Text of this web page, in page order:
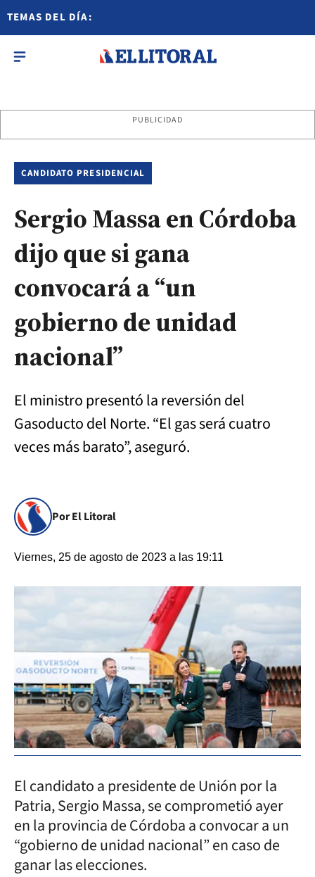
TEMAS DEL DÍA:
PUBLICIDAD
CANDIDATO PRESIDENCIAL
Sergio Massa en Córdoba
dijo que si gana
convocará a “un
gobierno de unidad
nacional”
El ministro presentó la reversión del
Gasoducto del Norte. “El gas será cuatro
veces más barato”, aseguró.
Por El Litoral
Viernes, 25 de agosto de 2023 a las 19:11
El candidato a presidente de Unión por la
Patria, Sergio Massa, se comprometió ayer
en la provincia de Córdoba a convocar a un
“gobierno de unidad nacional” en caso de
ganar las elecciones.